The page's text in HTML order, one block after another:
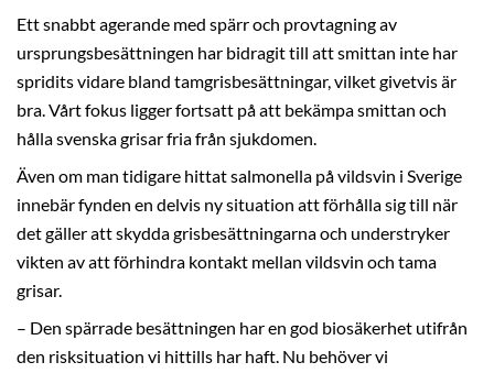
Ett snabbt agerande med spärr och provtagning av
ursprungsbesättningen har bidragit till att smittan inte har
spridits vidare bland tamgrisbesättningar, vilket givetvis är
bra. Vårt fokus ligger fortsatt på att bekämpa smittan och
hålla svenska grisar fria från sjukdomen.
Även om man tidigare hittat salmonella på vildsvin i Sverige
innebär fynden en delvis ny situation att förhålla sig till när
det gäller att skydda grisbesättningarna och understryker
vikten av att förhindra kontakt mellan vildsvin och tama
grisar.
– Den spärrade besättningen har en god biosäkerhet utifrån
den risksituation vi hittills har haft. Nu behöver vi